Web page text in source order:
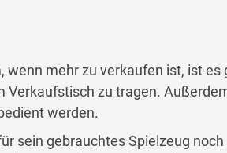
wenn mehr zu verkaufen ist, ist es
Verkaufstisch zu tragen.
werden.
sein gebrauchtes Spielzeug